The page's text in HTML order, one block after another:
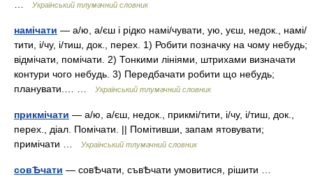
Український тлумачний словник
намічати — а/ю, а/єш і рідко намі/чувати, ую, уєш, недок., намі/
тити, і/чу, і/тиш, док., перех. 1) Робити позначку на чому небудь;
відмічати, помічати. 2) Тонкими лініями, штрихами визначати
контури чого небудь. 3) Передбачати робити що небудь;
планувати.… …
Український тлумачний словник
прикмічати — а/ю, а/єш, недок., прикмі/тити, і/чу, і/тиш, док.,
перех., діал. Помічати. || Помітивши, запам ятовувати;
примічати …
Український тлумачний словник
совѢчати — совѢчати, съвѢчати умовитися, рішити …